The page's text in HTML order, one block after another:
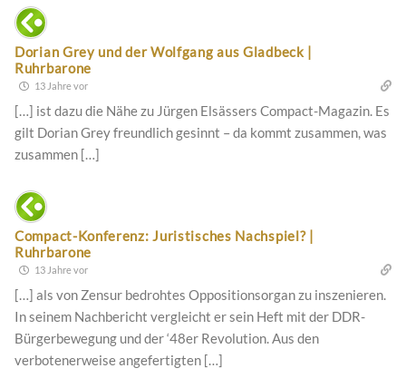
Dorian Grey und der Wolfgang aus Gladbeck |
Ruhrbarone
13 Jahre vor
[…] ist dazu die Nähe zu Jürgen Elsässers Compact-Magazin. Es
gilt Dorian Grey freundlich gesinnt – da kommt zusammen, was
zusammen […]
Compact-Konferenz: Juristisches Nachspiel? |
Ruhrbarone
13 Jahre vor
[…] als von Zensur bedrohtes Oppositionsorgan zu inszenieren.
In seinem Nachbericht vergleicht er sein Heft mit der DDR-
Bürgerbewegung und der ‘48er Revolution. Aus den
verbotenerweise angefertigten […]